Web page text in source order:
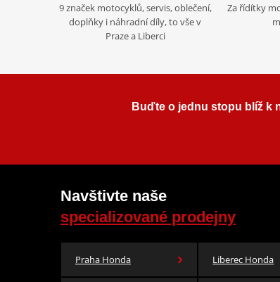
9 značek motocyklů, servis, oblečení,
doplňky i náhradní díly, to vše v
Praze a Liberci
Za řídítky
Buďte o jednu stopu blíž k
Navštivte naše
specializované prodejny
Praha Honda Liberec Honda